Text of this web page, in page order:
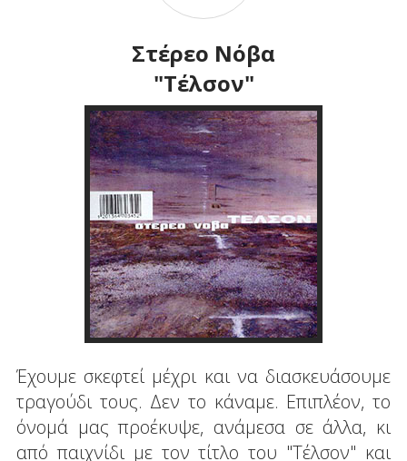
Στέρεο Νόβα
"Τέλσον"
Έχουμε σκεφτεί μέχρι και να διασκευάσουμε
τραγούδι τους. Δεν το κάναμε. Επιπλέον, το
όνομά μας προέκυψε, ανάμεσα σε άλλα, κι
από παιχνίδι με τον τίτλο του "Τέλσον" και